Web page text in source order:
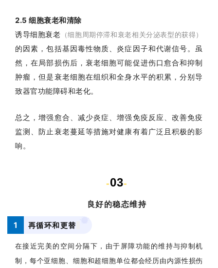
首
2.5细胞衰老和清除
诱导细胞衰老 （细胞周期停滞和衰老相关分泌表型的获得）
的因素，包括基因毒性物质、炎症因子和代谢信号。虽
然，在局部损伤后，衰老细胞可能促进伤口愈合和抑制
肿瘤，但是衰老细胞在组织和全身水平的积累，分别导
致器官功能障碍和老化。
总之，增强愈合、减少炎症、增强免疫反应、改善免疫
监测、防止衰老蔓延等措施对健康有着广泛且积极的影
响。
-03-
良好的稳态维持
1 再循环和更替
在接近完美的空间分隔下，由于屏障功能的维持与抑制机
制，每个亚细胞、细胞和超细胞单位都会经历由内源性损伤